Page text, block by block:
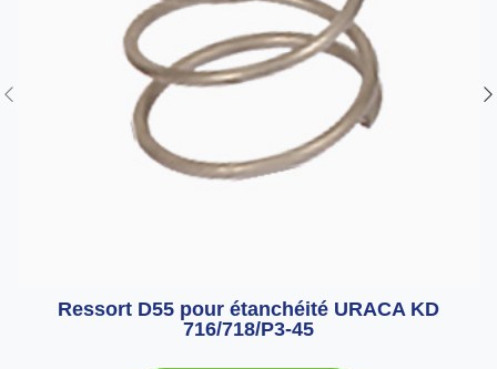
Ressort D55 pour étanchéité URACA KD
716/718/P3-45